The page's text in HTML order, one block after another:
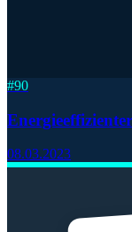
#90
08.03.2023